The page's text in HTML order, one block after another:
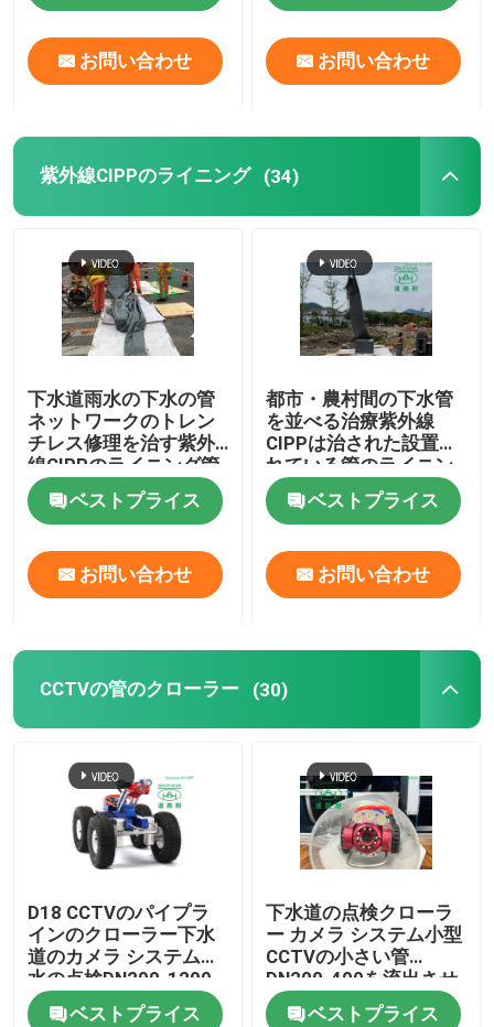
管の包装業者
トレンチレスの器具レンタル
膨らませられるパイププラグ
排水ポンプ
お問い合わせ お問い合わせ
紫外線CIPPのライニング (34)
下水道雨水の下水の管
ネットワークのトレン
チレス修理を治す紫外
線CIPPのライニング管
ベストプライス
お問い合わせ
都市・農村間の下水管
を並べる治療紫外線
CIPPは治された設置さ
れている管のライニン
グ プロセスを修理する
ベストプライス
お問い合わせ
CCTVの管のクローラー (30)
D18 CCTVのパイプラ
インのクローラー下水
道のカメラ システム排
水の点検DN200-1200
ベストプライス
下水道の点検クローラ
ー カメラ システム小型
CCTVの小さい管
DN200-400を流出させ
なさい
ベストプライス